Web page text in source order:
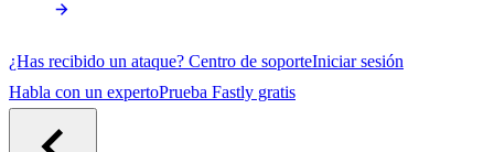
¿Has recibido un ataque? Centro de soporteIniciar sesión
Habla con un expertoPrueba Fastly gratis